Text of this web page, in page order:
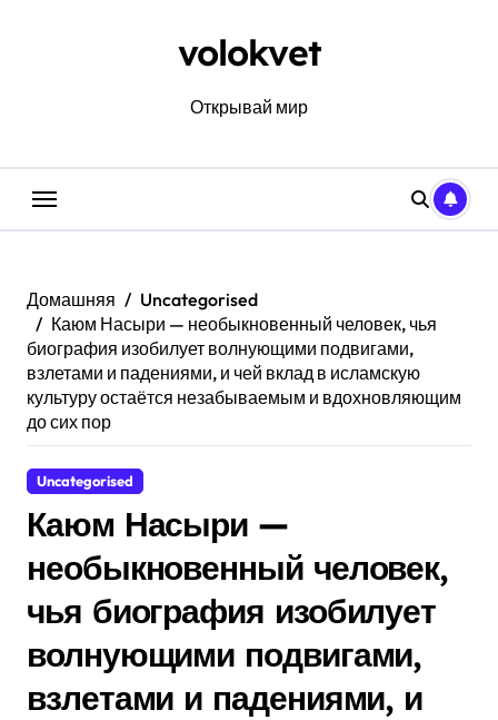
volokvet
Открывай мир
Домашняя
Uncategorised
Каюм Насыри — необыкновенный человек, чья
биография изобилует волнующими подвигами,
взлетами и падениями, и чей вклад в исламскую
культуру остаётся незабываемым и вдохновляющим
до сих пор
Uncategorised
Каюм Насыри —
необыкновенный человек,
чья биография изобилует
волнующими подвигами,
взлетами и падениями, и